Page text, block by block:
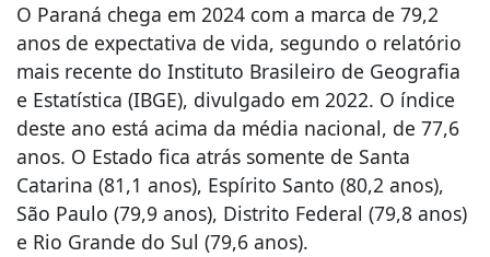
O Paraná chega em 2024 com a marca de 79,2
anos de expectativa de vida, segundo o relatório
mais recente do Instituto Brasileiro de Geografia
e Estatística (IBGE), divulgado em 2022. O índice
deste ano está acima da média nacional, de 77,6
anos. O Estado fica atrás somente de Santa
Catarina (81,1 anos), Espírito Santo (80,2 anos),
São Paulo (79,9 anos), Distrito Federal (79,8 anos)
e Rio Grande do Sul (79,6 anos).